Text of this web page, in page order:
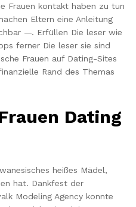
Frauen kontakt haben zu tun
Eltern eine Anleitung
—. Erfüllen Die leser wie
ferner Die leser sie sind
Frauen auf Dating-Sites
Rand des Themas
Dating
heißes Mädel,
hat. Dankfest der
Modeling Agency konnte